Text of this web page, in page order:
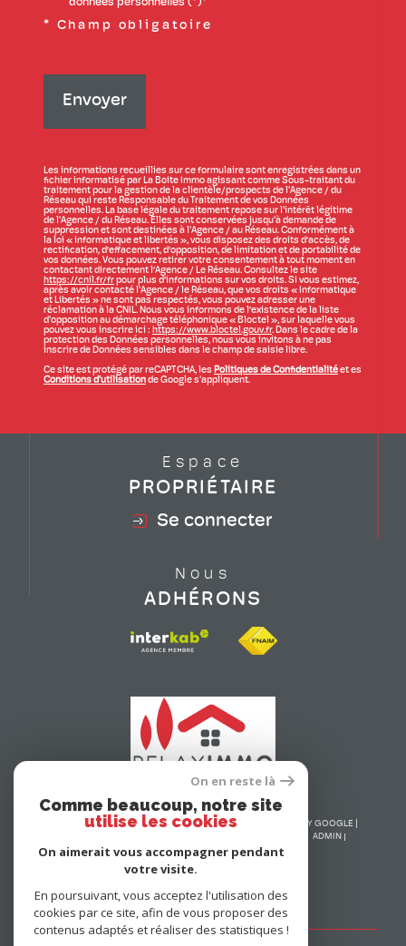
données personnelles (*)*
* Champ obligatoire
Envoyer
Les informations recueillies sur ce formulaire sont enregistrées dans un
fichier informatisé par La Boite Immo agissant comme Sous-traitant du
traitement pour la gestion de la clientèle/prospects de l'Agence / du
Réseau qui reste Responsable du Traitement de vos Données
personnelles. La base légale du traitement repose sur l'intérêt légitime
de l'Agence / du Réseau. Elles sont conservées jusqu'à demande de
suppression et sont destinées à l'Agence / au Réseau. Conformément à
la loi « informatique et libertés », vous disposez des droits d’accès, de
rectification, d’effacement, d’opposition, de limitation et de portabilité de
vos données. Vous pouvez retirer votre consentement à tout moment en
contactant directement l’Agence / Le Réseau. Consultez le site
https://cnil.fr/frpour plus d’informations sur vos droits. Si vous estimez,
après avoir contacté l'Agence / le Réseau, que vos droits « Informatique
et Libertés » ne sont pas respectés, vous pouvez adresser une
réclamation à la CNIL. Nous vous informons de l’existence de la liste
d'opposition au démarchage téléphonique « Bloctel », sur laquelle vous
pouvez vous inscrire ici : https://www.bloctel.gouv.fr. Dans le cadre de la
protection des Données personnelles, nous vous invitons à ne pas
inscrire de Données sensibles dans le champ de saisie libre.
Ce site est protégé par reCAPTCHA, les Politiques de Confidentialitéet es
Conditions d'utilisationde Google s'appliquent.
Espace
PROPRIÉTAIRE
Se connecter
Nous
ADHÉRONS
© 2026 | TOUS DROITS RÉSERVÉS | TRADUCTION POWERED BY GOOGLE |
ADMIN
NOS LIENS
POLITIQUE RGPD COOKIES
On en reste là
Comme beaucoup, notre site
utilise les cookies
On aimerait vous accompagner pendant
votre visite.
En poursuivant, vous acceptez l'utilisation des
cookies par ce site, afin de vous proposer des
contenus adaptés et réaliser des statistiques !